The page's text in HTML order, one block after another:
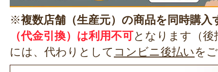
※複数店舗（生産元）の商品を同時購入
（代金引換）は利用不可となります（
には、代わりとして コンビニ後払いを